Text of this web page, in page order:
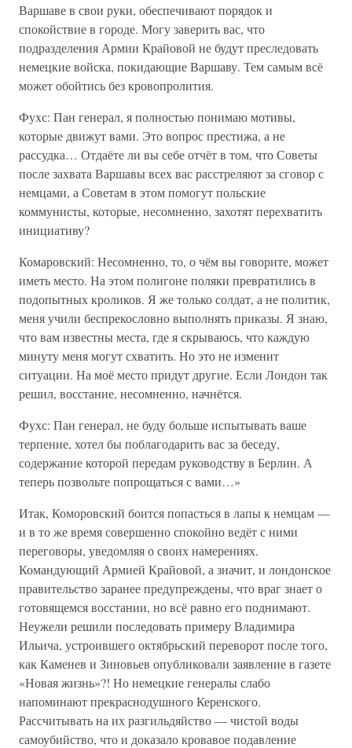
Варшаве в свои руки, обеспечивают порядок и
спокойствие в городе. Могу заверить вас, что
подразделения Армии Крайовой не будут преследовать
немецкие войска, покидающие Варшаву. Тем самым всё
может обойтись без кровопролития.
Фухс: Пан генерал, я полностью понимаю мотивы,
которые движут вами. Это вопрос престижа, а не
рассудка… Отдаёте ли вы себе отчёт в том, что Советы
после захвата Варшавы всех вас расстреляют за сговор с
немцами, а Советам в этом помогут польские
коммунисты, которые, несомненно, захотят перехватить
инициативу?
Комаровский: Несомненно, то, о чём вы говорите, может
иметь место. На этом полигоне поляки превратились в
подопытных кроликов. Я же только солдат, а не политик,
меня учили беспрекословно выполнять приказы. Я знаю,
что вам известны места, где я скрываюсь, что каждую
минуту меня могут схватить. Но это не изменит
ситуации. На моё место придут другие. Если Лондон так
решил, восстание, несомненно, начнётся.
Фухс: Пан генерал, не буду больше испытывать ваше
терпение, хотел бы поблагодарить вас за беседу,
содержание которой передам руководству в Берлин. А
теперь позвольте попрощаться с вами…»
Итак, Коморовский боится попасться в лапы к немцам —
и в то же время совершенно спокойно ведёт с ними
переговоры, уведомляя о своих намерениях.
Командующий Армией Крайовой, а значит, и лондонское
правительство заранее предупреждены, что враг знает о
готовящемся восстании, но всё равно его поднимают.
Неужели решили последовать примеру Владимира
Ильича, устроившего октябрьский переворот после того,
как Каменев и Зиновьев опубликовали заявление в газете
«Новая жизнь»?! Но немецкие генералы слабо
напоминают прекраснодушного Керенского.
Рассчитывать на их разгильдяйство — чистой воды
самоубийство, что и доказало кровавое подавление